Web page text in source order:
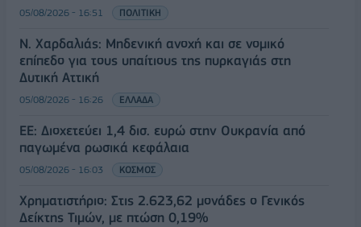
05/08/2026 - 16:51 ΠΟΛΙΤΙΚΗ
Ν. Χαρδαλιάς: Μηδενική ανοχή και σε νομικό
επίπεδο για τους υπαίτιους της πυρκαγιάς στη
Δυτική Αττική
05/08/2026 - 16:26 ΕΛΛΑΔΑ
ΕΕ: Διοχετεύει 1,4 δισ. ευρώ στην Ουκρανία από
παγωμένα ρωσικά κεφάλαια
05/08/2026 - 16:03 ΚΟΣΜΟΣ
Χρηματιστήριο: Στις 2.623,62 μονάδες ο Γενικός
Δείκτης Τιμών, με πτώση 0,19%